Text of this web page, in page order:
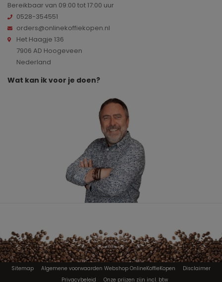
Bereikbaar van 09:00 tot 17:00 uur
0528-354551
orders@onlinekoffiekopen.nl
Het Haagje 136
7906 AD Hoogeveen
Nederland
Wat kan ik voor je doen?
Sitemap Algemene voorwaarden Webshop OnlineKoffieKopen
Disclaimer
Privacybeleid
Onze prijzen zijn incl. btw